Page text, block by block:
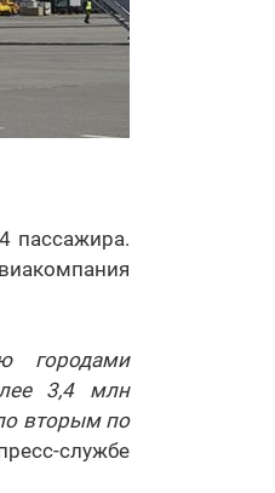
пассажира.
городами
3,4 млн
вторым по
службе